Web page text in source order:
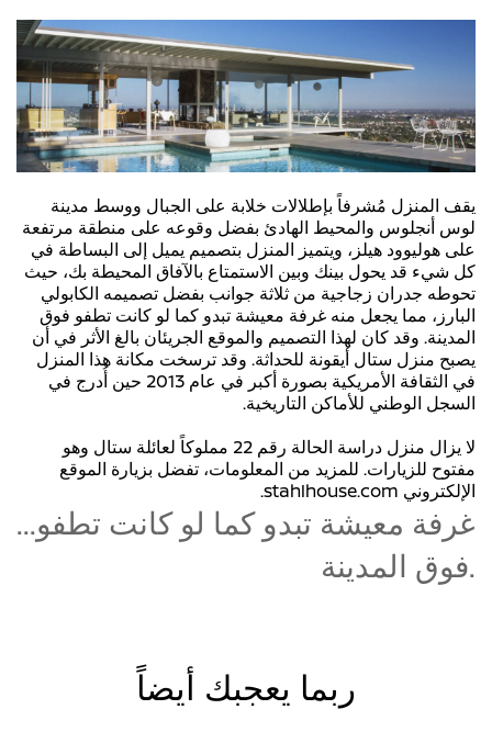
يقف المنزل مُشرفاً بإطلالات خلابة على الجبال ووسط مدينة
لوس أنجلوس والمحيط الهادئ بفضل وقوعه على منطقة مرتفعة
على هوليوود هيلز، ويتميز المنزل بتصميم يميل إلى البساطة في
كل شيء قد يحول بينك وبين الاستمتاع بالآفاق المحيطة بك، حيث
تحوطه جدران زجاجية من ثلاثة جوانب بفضل تصميمه الكابولي
البارز، مما يجعل منه غرفة معيشة تبدو كما لو كانت تطفو فوق
المدينة. وقد كان لهذا التصميم والموقع الجريئان بالغ الأثر في أن
يصبح منزل ستال أيقونة للحداثة. وقد ترسخت مكانة هذا المنزل
في الثقافة الأمريكية بصورة أكبر في عام 2013 حين أُدرج في
السجل الوطني للأماكن التاريخية.
لا يزال منزل دراسة الحالة رقم 22 مملوكاً لعائلة ستال وهو
مفتوح للزيارات. للمزيد من المعلومات، تفضل بزيارة الموقع
الإلكتروني stahlhouse.com.
...غرفة معيشة تبدو كما لو كانت تطفو
فوق المدينة.
ربما يعجبك أيضاً